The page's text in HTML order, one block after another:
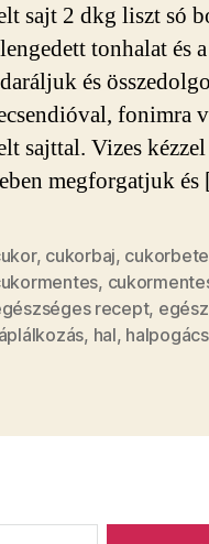
sajt 2 dkg liszt só
tonhalat és
és
fonimra
sajttal. Vizes
megforgatjuk
, cukorbaj,
,
recept,
, hal,